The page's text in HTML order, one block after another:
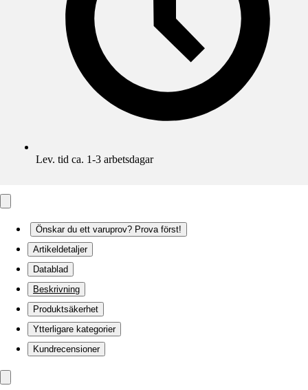
Lev. tid ca. 1-3 arbetsdagar
Önskar du ett varuprov? Prova först!
Artikeldetaljer
Datablad
Beskrivning
Produktsäkerhet
Ytterligare kategorier
Kundrecensioner